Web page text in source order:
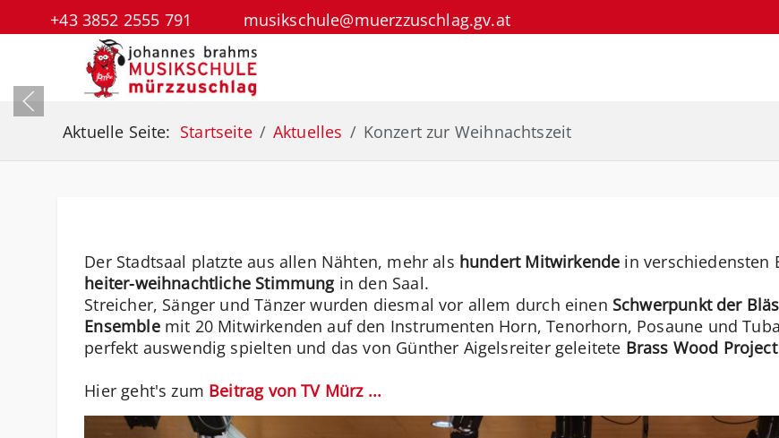
+43 3852 2555 791 musikschule@muerzzuschlag.gv.at
Aktuelle Seite: Startseite Aktuelles Konzert zur Weihnachtszeit
Der Stadtsaal platzte aus allen Nähten, mehr als hundert Mitwirkende in verschiedensten
heiter-weihnachtliche Stimmungin den Saal.
Streicher, Sänger und Tänzer wurden diesmal vor allem durch einen Schwerpunkt der
Ensemblemit 20 Mitwirkenden auf den Instrumenten Horn, Tenorhorn, Posaune und
perfekt auswendig spielten und das von Günther Aigelsreiter geleitete Brass Wood Project
Hier geht's zum Beitrag von TV Mürz ...